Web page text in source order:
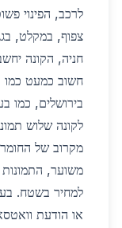
לרכב, הפינוי
צפוף, במקלט,
חניה, הקונה
חשוב כמעט כמו
בירושלים, כמו
לקונה שלוש
מקרוב של
משוער,
למחיר בשטח.
או הודעת